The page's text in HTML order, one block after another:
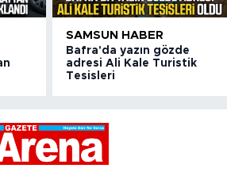
SAMSUN HABER
Bafra'da yazın gözde
adresi Ali Kale Turistik
Tesisleri